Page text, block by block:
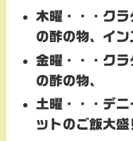
木曜・・・ クラ
の酢の物、 イン
金曜・・・ クラ
の酢の物、
土曜・・・ デニ
ットのご飯大